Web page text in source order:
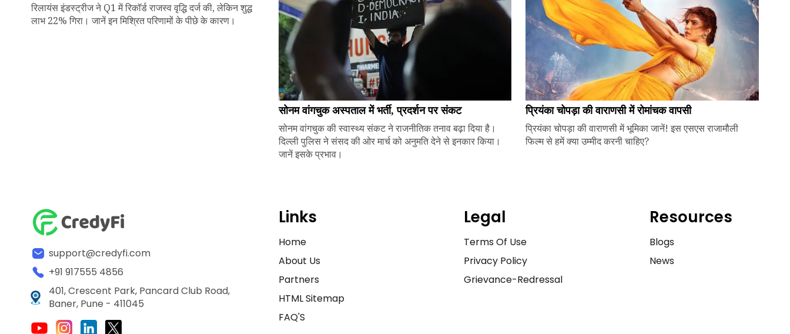
रिलायंस इंडस्ट्रीज ने Q1 में रिकॉर्ड राजस्व वृद्धि दर्ज की, लेकिन शुद्ध
लाभ 22% गिरा। जानें इन मिश्रित परिणामों के पीछे के कारण।
सोनम वांगचुक अस्पताल में भर्ती, प्रदर्शन पर संकट
सोनम वांगचुक की स्वास्थ्य संकट ने राजनीतिक तनाव बढ़ा दिया है।
दिल्ली पुलिस ने संसद की ओर मार्च को अनुमति देने से इनकार किया।
जानें इसके प्रभाव।
प्रियंका चोपड़ा की वाराणसी में रोमांचक वापसी
प्रियंका चोपड़ा की वाराणसी में भूमिका जानें! इस एसएस राजामौली
फिल्म से हमें क्या उम्मीद करनी चाहिए?
support@credyfi.com
+91 917555 4856
401, Crescent Park, Pancard Club Road,
Baner, Pune - 411045
Links
Home
About Us
Partners
HTML Sitemap
FAQ'S
Legal
Terms Of Use
Privacy Policy
Grievance-Redressal
Resources
Blogs
News